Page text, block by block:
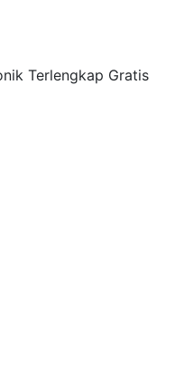
Terlengkap Gratis